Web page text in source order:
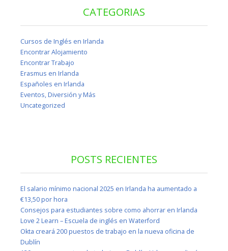
CATEGORIAS
Cursos de Inglés en Irlanda
Encontrar Alojamiento
Encontrar Trabajo
Erasmus en Irlanda
Españoles en Irlanda
Eventos, Diversión y Más
Uncategorized
POSTS RECIENTES
El salario mínimo nacional 2025 en Irlanda ha aumentado a
€13,50 por hora
Consejos para estudiantes sobre como ahorrar en Irlanda
Love 2 Learn – Escuela de inglés en Waterford
Okta creará 200 puestos de trabajo en la nueva oficina de
Dublín